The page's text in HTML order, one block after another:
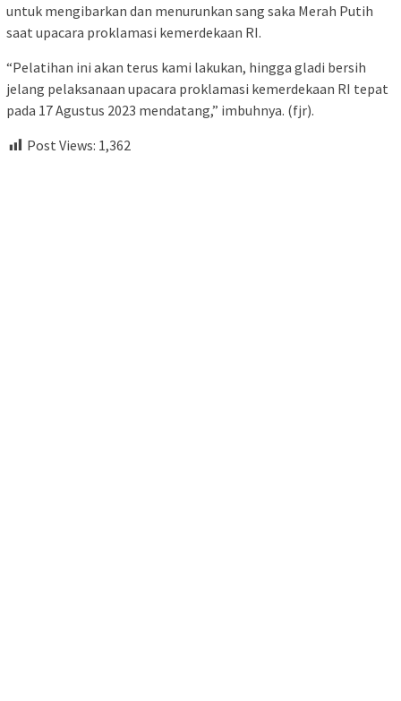
untuk mengibarkan dan menurunkan sang saka Merah Putih
saat upacara proklamasi kemerdekaan RI.
“Pelatihan ini akan terus kami lakukan, hingga gladi bersih
jelang pelaksanaan upacara proklamasi kemerdekaan RI tepat
pada 17 Agustus 2023 mendatang,” imbuhnya. (fjr).
Post Views: 1,362